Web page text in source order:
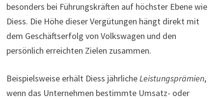
besonders bei Führungskräften auf höchster Ebene wie
Diess. Die Höhe dieser Vergütungen hängt direkt mit
dem Geschäftserfolg von Volkswagen und den
persönlich erreichten Zielen zusammen.
Beispielsweise erhält Diess jährlicheLeistungsprämien,
wenn das Unternehmen bestimmte Umsatz- oder